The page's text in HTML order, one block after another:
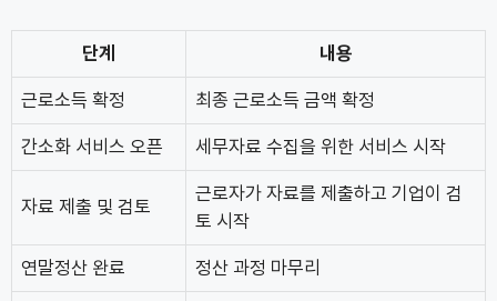
단계 내용
근로소득 확정 최종 근로소득 금액 확정
간소화 서비스 오픈 세무자료 수집을 위한 서비스 시작
자료 제출 및 검토
근로자가 자료를 제출하고 기업이 검
토 시작
연말정산 완료 정산 과정 마무리